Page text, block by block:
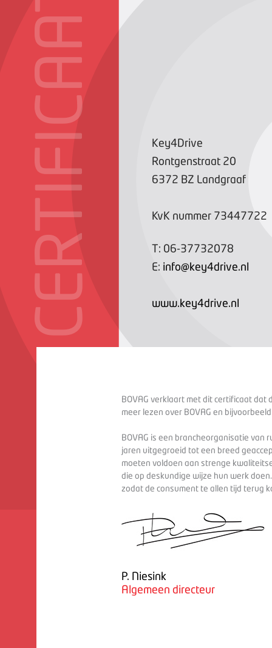
CERTIFICAAT
Key4Drive
Rontgenstraat 20
6372 BZ Landgraaf
KvK nummer 73447722
T: 06-37732078
E: info@key4drive.nl
www.key4drive.nl
BOVAG verklaart met dit certificaat dat
meer lezen over BOVAG en
BOVAG is een brancheorganisatie van
jaren uitgegroeid tot een breed
moeten voldoen aan strenge
die op deskundige wijze hun werk
zodat de consument te allen tijd terug
P. Niesink
Algemeen directeur